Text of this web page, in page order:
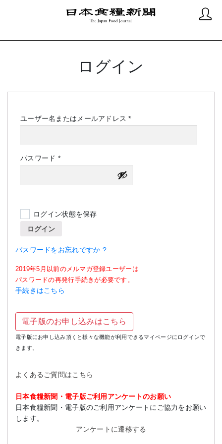
ログイン
ユーザー名またはメールアドレス*必
パスワード *必
須
ログイン状態を保存
ログイン
パスワードをお忘れですか ?
2019年5月以前のメルマガ登録ユーザーは
パスワードの再発行手続きが必要です。
手続きはこちら
電子版のお申し込みはこちら
電子版にお申し込み頂くと様々な機能が利用できるマイページにログインで
きます。
よくあるご質問はこちら
日本食糧新聞・電子版ご利用アンケートのお願い
日本食糧新聞・電子版のご利用アンケートにご協力をお願い
します。
アンケートに遷移する